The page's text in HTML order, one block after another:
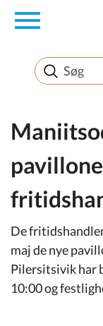
en
Borger
Erhverv
Politik
Turisme
De
maj de nye
Pilersitsivik har
10:00 og